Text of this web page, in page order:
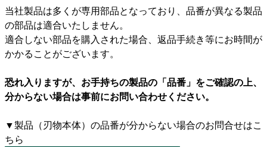
当社製品は多くが専用部品となっており、品番が異なる製品
の部品は適合いたしません。
適合しない部品を購入された場合、返品手続き等にお時間が
かかることがございます。
恐れ入りますが、お手持ちの製品の「品番」をご確認の上、
分からない場合は事前にお問い合わせください。
▼製品（刃物本体）の品番が分からない場合のお問合せはこ
ちら